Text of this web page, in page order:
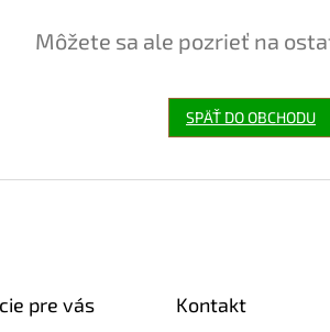
Môžete sa ale pozrieť na
SPÄŤ DO OBCHODU
pre vás Kontakt